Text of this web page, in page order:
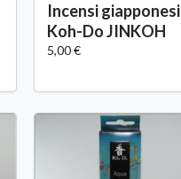
Incensi giapponesi
Koh-Do JINKOH
5,00 €